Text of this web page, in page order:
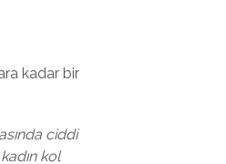
kadar bir
ciddi
kol